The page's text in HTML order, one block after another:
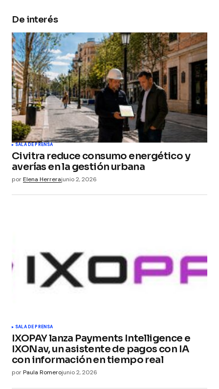
Your Name*
Your E-mail*
Guarda mi nombre, correo electrónico y web en
este navegador para la próxima vez que
comente.
Submit Comment
De interés
SALA DE PRENSA
Civitra reduce consumo energético y
averías en la gestión urbana
porElena Herrerajunio 2, 2026
SALA DE PRENSA
IXOPAY lanza Payments Intelligence e
IXONav, un asistente de pagos con IA
con información en tiempo real
porPaula Romerojunio 2, 2026